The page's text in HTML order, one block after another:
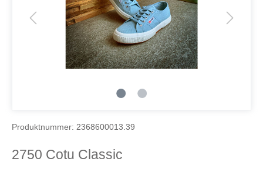
2750 Cotu Classic
Produktnummer: 2368600013.39